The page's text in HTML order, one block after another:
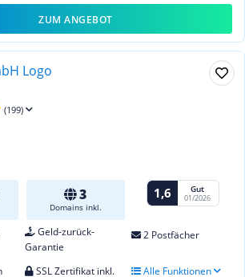
ZUM ANGEBOT
(199)
3
Domains inkl.
1,6 Gut
01/2026
Geld-zurück-
Garantie
2 Postfächer
SSL Zertifikat inkl. Alle Funktionen